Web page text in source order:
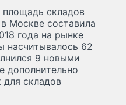
складов
Москве составила
года на рынке
насчитывалось 62
9 новыми
дополнительно
для складов